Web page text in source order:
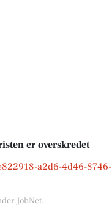
er overskredet
a2d6-4d46-8746-
JobNet.